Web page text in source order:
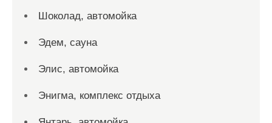
Шоколад, автомойка
Эдем, сауна
Элис, автомойка
Энигма, комплекс отдыха